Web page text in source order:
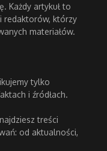
Każdy artykuł to
redaktorów, którzy
materiałów.
tylko
i źródłach.
treści
od aktualności,